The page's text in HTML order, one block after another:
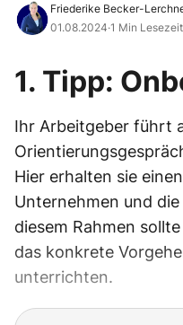
Friederike Becker-
01.08.2024·1 Min Lesezeit
1. Tipp:
Ihr Arbeitgeber führt
Hier erhalten sie
Unternehmen und
diesem Rahmen
das konkrete
unterrichten.